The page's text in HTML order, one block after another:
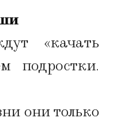
«качать
подростки.
они только